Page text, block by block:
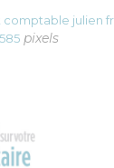
julien
pixels